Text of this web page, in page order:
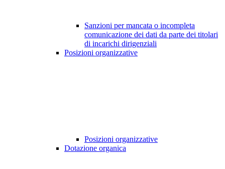
Sanzioni per mancata o incompleta
comunicazione dei dati da parte dei titolari
di incarichi dirigenziali
Posizioni organizzative
Posizioni organizzative
Dotazione organica